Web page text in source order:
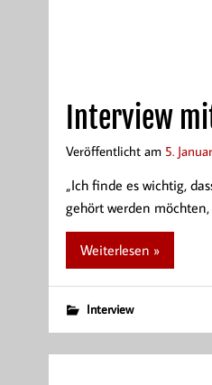
Interview
Veröffentlicht am 5.
„Ich finde es wichtig,
gehört werden
Weiterlesen »
Interview